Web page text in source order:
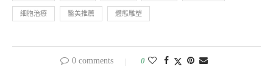
細胞治療 醫美推薦 體態雕塑
0 comments 0